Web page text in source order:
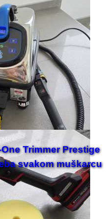
Trimmer Prestige
svakom muškarcu